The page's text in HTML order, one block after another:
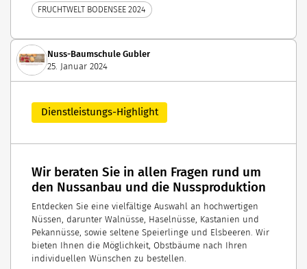
FRUCHTWELT BODENSEE 2024
Nuss-Baumschule Gubler
25. Januar 2024
Dienstleistungs-Highlight
Wir beraten Sie in allen Fragen rund um
den Nussanbau und die Nussproduktion
Entdecken Sie eine vielfältige Auswahl an hochwertigen
Nüssen, darunter Walnüsse, Haselnüsse, Kastanien und
Pekannüsse, sowie seltene Speierlinge und Elsbeeren. Wir
bieten Ihnen die Möglichkeit, Obstbäume nach Ihren
individuellen Wünschen zu bestellen.